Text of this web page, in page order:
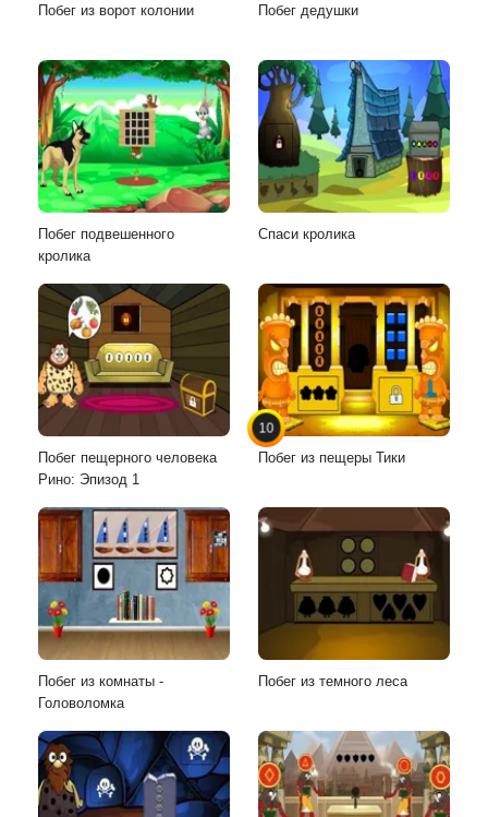
Побег из ворот колонии Побег дедушки
Побег подвешенного
кролика
Спаси кролика
Побег пещерного человека
Рино: Эпизод 1
10
Побег из пещеры Тики
Побег из комнаты -
Головоломка
Побег из темного леса